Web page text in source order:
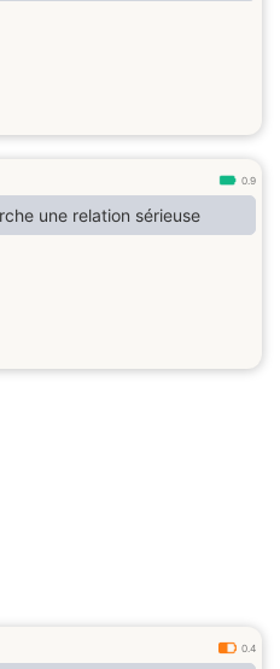
0.9
une relation sérieuse
0.4